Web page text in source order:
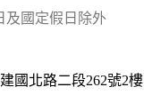
及國定假日除外
國北路二段262號2樓